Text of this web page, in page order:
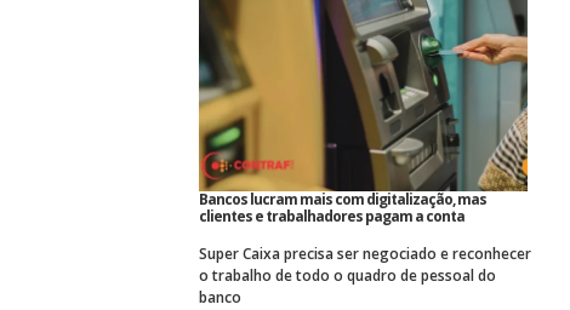
Bancos lucram mais com digitalização, mas
clientes e trabalhadores pagam a conta
Super Caixa precisa ser negociado e reconhecer
o trabalho de todo o quadro de pessoal do
banco